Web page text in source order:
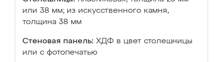
или 38 мм; из искусственного камня,
толщина 38 мм
Стеновая панель: ХДФ в цвет столешницы
или с фотопечатью